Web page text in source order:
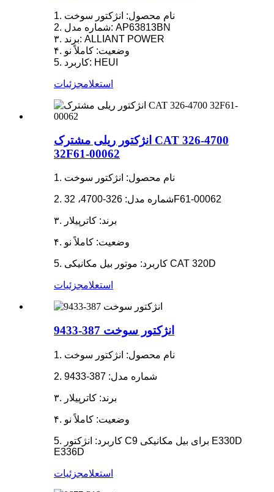
1. نام محصول: انژکتور سوخت
2. شماره مدل: AP63813BN
۳. برند: ALLIANT POWER
۴. وضعیت: کاملاً نو
5. کاربرد: HEUI
استعلامجزئیات
انژکتور ریلی مشترک CAT 326-4700
32F61-00062
1. نام محصول: انژکتور سوخت
2. شماره مدل: 326-4700، 32F61-00062
۳. برند: کاترپیلار
۴. وضعیت: کاملاً نو
5. کاربرد: موتور بیل مکانیکی CAT 320D
استعلامجزئیات
انژکتور سوخت 387-9433
1. نام محصول: انژکتور سوخت
2. شماره مدل: 387-9433
۳. برند: کاترپیلار
۴. وضعیت: کاملاً نو
5. کاربرد: انژکتور C9 برای بیل مکانیکی E330D
E336D
استعلامجزئیات